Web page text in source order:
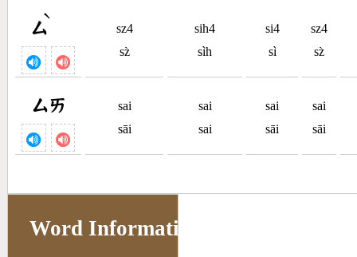
ㄙ
ˋ
sz4
sz̀
sih4
sìh
si4
sì
sz4
sz̀
ㄙㄞ
sai
sāi
sai
sai
sai
sāi
sai
sāi
Word Information